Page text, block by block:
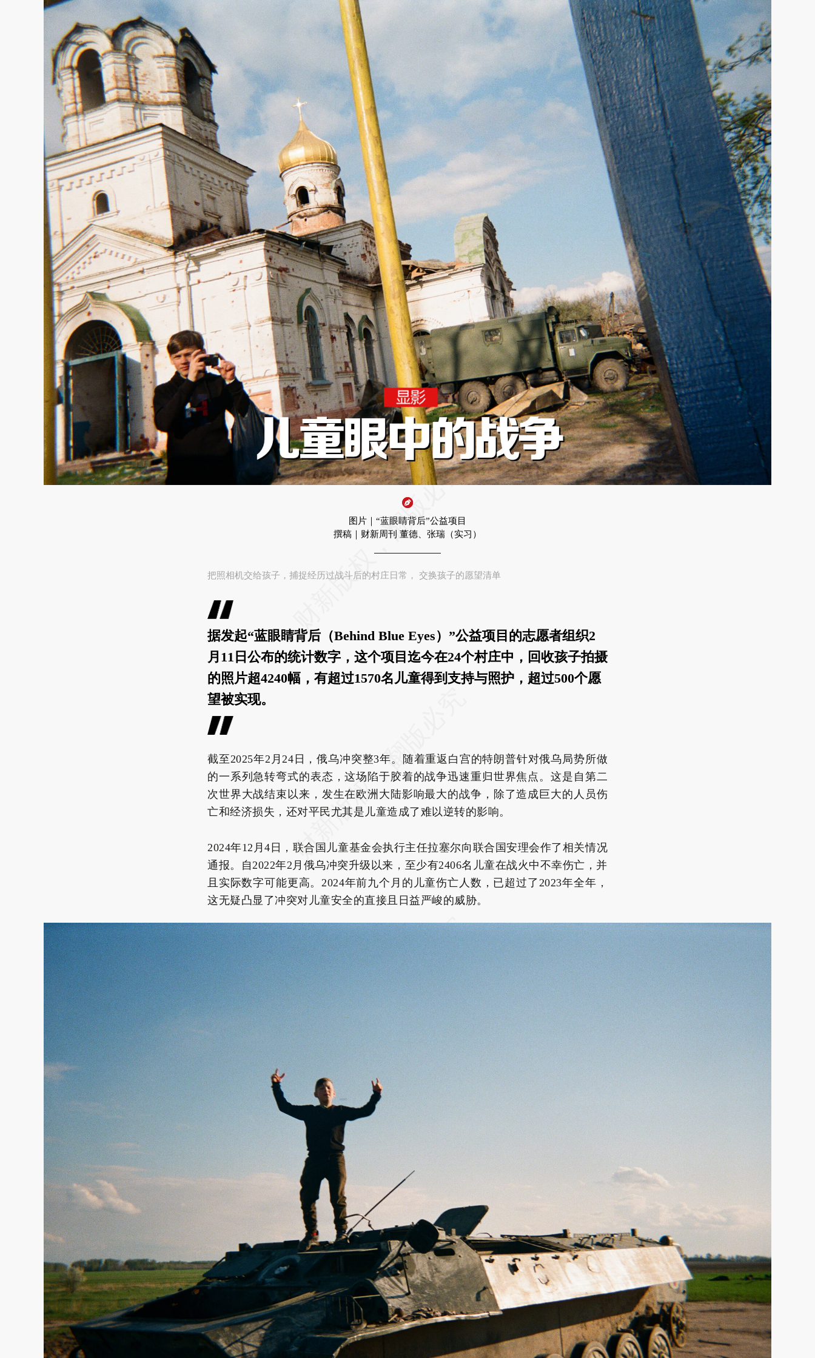
图片｜“蓝眼睛背后”公益项目
撰稿｜财新周刊 董德、张瑞（实习）
把照相机交给孩子，捕捉经历过战斗后的村庄日常， 交换孩子的愿望清单
据发起“蓝眼睛背后（Behind Blue Eyes）”公益项目的志愿者组织2
月11日公布的统计数字，这个项目迄今在24个村庄中，回收孩子拍摄
的照片超4240幅，有超过1570名儿童得到支持与照护，超过500个愿
望被实现。
截至2025年2月24日，俄乌冲突整3年。随着重返白宫的特朗普针对俄乌局势所做
的一系列急转弯式的表态，这场陷于胶着的战争迅速重归世界焦点。这是自第二
次世界大战结束以来，发生在欧洲大陆影响最大的战争，除了造成巨大的人员伤
亡和经济损失，还对平民尤其是儿童造成了难以逆转的影响。
2024年12月4日，联合国儿童基金会执行主任拉塞尔向联合国安理会作了相关情况
通报。自2022年2月俄乌冲突升级以来，至少有2406名儿童在战火中不幸伤亡，并
且实际数字可能更高。2024年前九个月的儿童伤亡人数，已超过了2023年全年，
这无疑凸显了冲突对儿童安全的直接且日益严峻的威胁。